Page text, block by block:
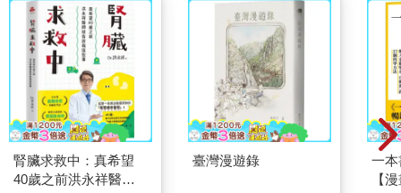
腎臟求救中：真希望
40歲之前洪永祥醫師
臺灣漫遊錄
一
【